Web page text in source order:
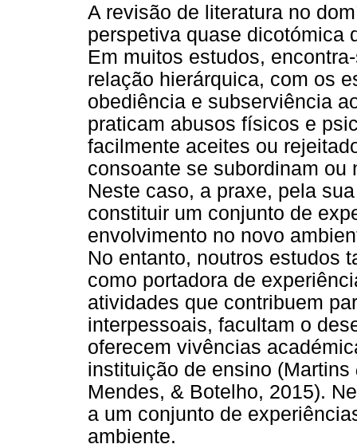
A revisão de literatura no
perspetiva quase dicotómica
Em muitos estudos,
relação hierárquica, com os
obediência e subserviência
praticam abusos físicos e
facilmente aceites ou
consoante se subordinam ou
Neste caso, a praxe, pela
constituir um conjunto de
envolvimento no novo
No entanto, noutros estudos
como portadora de
atividades que contribuem
interpessoais, facultam o
oferecem vivências
instituição de ensino (Martins
Mendes, & Botelho, 2015).
a um conjunto de
ambiente.